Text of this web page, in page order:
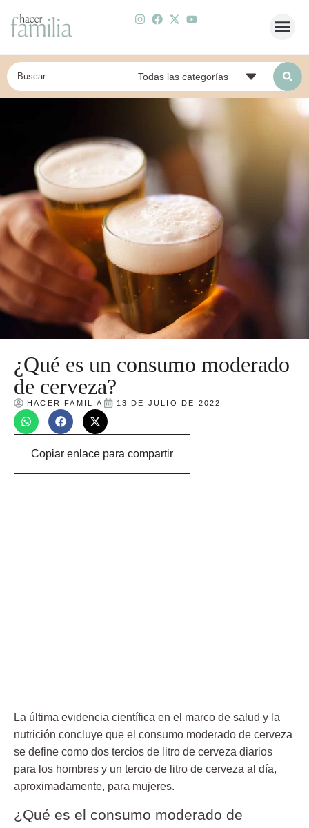
¿Qué es un consumo moderado
de cerveza?
HACER FAMILIA 13 DE JULIO DE 2022
Copiar enlace para compartir
La última evidencia científica en el marco de salud y la
nutrición concluye que el consumo moderado de cerveza
se define como dos tercios de litro de cerveza diarios
para los hombres y un tercio de litro de cerveza al día,
aproximadamente, para mujeres.
¿Qué es el consumo moderado de